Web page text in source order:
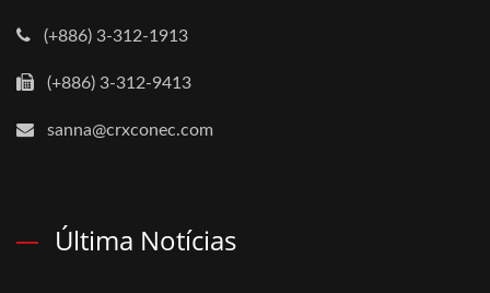
(+886) 3-312-1913
(+886) 3-312-9413
sanna@crxconec.com
Última Notícias